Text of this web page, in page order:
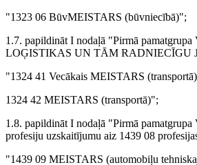
"1323 06 BūvMEISTARS (būvniecībā)";
1.7. papildināt I nodaļā "Pirmā
LOĢISTIKAS UN TĀM RADNIECĪGU
"1324 41 Vecākais MEISTARS (transportā)
1324 42 MEISTARS (transportā)";
1.8. papildināt I nodaļā "Pirmā
profesiju uzskaitījumu aiz 1439 08
"1439 09 MEISTARS (automobiļu